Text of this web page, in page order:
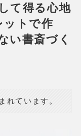
て得る心地
ットで作
い書斎づく
れています。